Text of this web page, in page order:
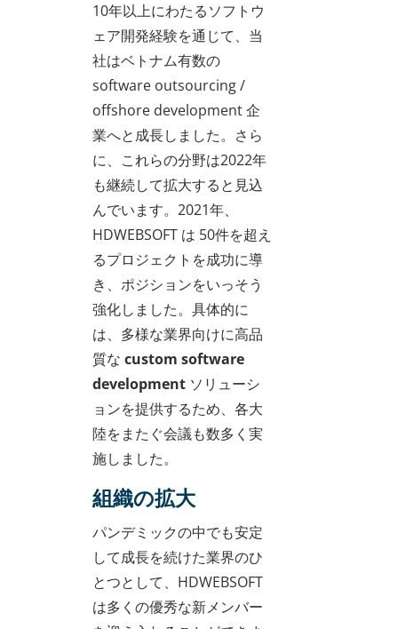
10年以上にわたるソフトウ
ェア開発経験を通じて、当
社はベトナム有数の
software outsourcing /
offshore development 企
業へと成長しました。さら
に、これらの分野は2022年
も継続して拡大すると見込
んでいます。2021年、
HDWEBSOFT は 50件を超え
るプロジェクトを成功に導
き、ポジションをいっそう
強化しました。具体的に
は、多様な業界向けに高品
質な custom software
development ソリューシ
ョンを提供するため、各大
陸をまたぐ会議も数多く実
施しました。
組織の拡大
パンデミックの中でも安定
して成長を続けた業界のひ
とつとして、HDWEBSOFT
は多くの優秀な新メンバー